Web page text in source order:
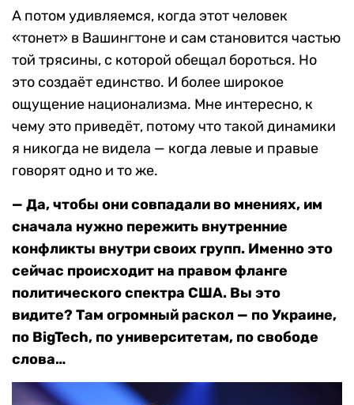
А потом удивляемся, когда этот человек
«тонет» в Вашингтоне и сам становится частью
той трясины, с которой обещал бороться. Но
это создаёт единство. И более широкое
ощущение национализма. Мне интересно, к
чему это приведёт, потому что такой динамики
я никогда не видела — когда левые и правые
говорят одно и то же.
— Да, чтобы они совпадали во мнениях, им
сначала нужно пережить внутренние
конфликты внутри своих групп. Именно это
сейчас происходит на правом фланге
политического спектра США. Вы это
видите? Там огромный раскол — по Украине,
по BigTech, по университетам, по свободе
слова…